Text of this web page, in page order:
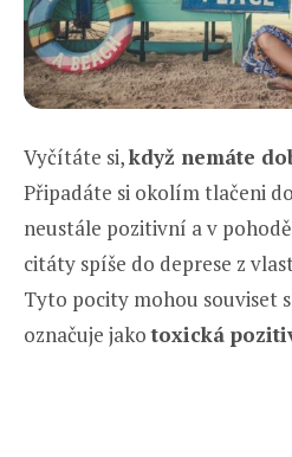
Vyčítáte si,když nemáte
Připadáte si okolím tlačeni
neustále pozitivní a v
citáty spíše do deprese z
Tyto pocity mohou souviset
označuje jakotoxická